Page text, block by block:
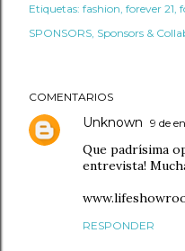
Etiquetas: fashion forever 21
SPONSORS Sponsors &
COMENTARIOS
Unknown 9 de
Que padrísima
entrevista!
RESPONDER